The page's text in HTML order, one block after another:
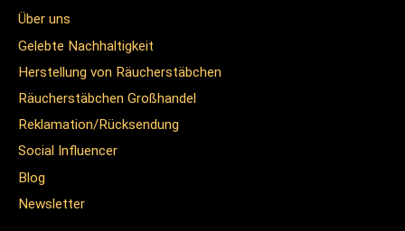
Über uns
Gelebte Nachhaltigkeit
Herstellung von Räucherstäbchen
Räucherstäbchen Großhandel
Reklamation/Rücksendung
Social Influencer
Blog
Newsletter